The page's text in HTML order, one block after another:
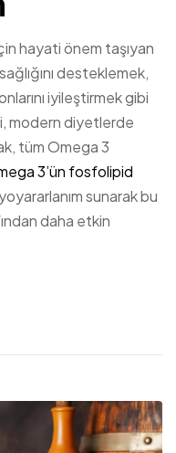
hayati önem taşıyan
desteklemek,
iyileştirmek gibi
modern diyetlerde
tüm Omega 3
3’ün fosfolipid
sunarak bu
daha etkin